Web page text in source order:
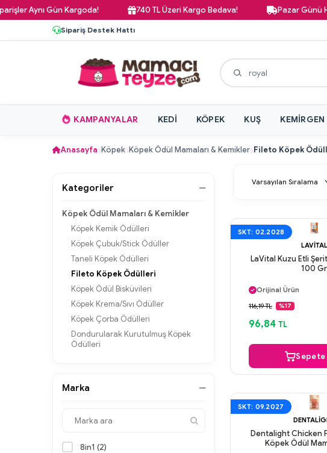
Gün Kargoda! 740 TL Üzeri Kargo Bedava! Pazar Günü Hariç
Sipariş Destek Hattı
KAMPANYALAR KEDI KÖPEK KUŞ KEMIRGEN
Anasayfa Köpek Köpek Ödül Mamaları & Kemikler Fileto Köpek
Kategoriler
Köpek Ödül Mamaları & Kemikler
Köpek Kemik Ödülleri
Köpek Çubuk/Stick Ödüller
Taneli Köpek Ödülleri
Fileto Köpek Ödülleri
Köpek Ödül Bisküvileri
Köpek Krema/Sıvı Ödüller
Köpek Çorba Ödülleri
Dondurularak Kurutulmuş Köpek
Ödülleri
Marka
8in1 (2)
SKT: 02.2028
LAVITAL
LaVital Kuzu Etli
100 Gr
Orijinal Ürün
Güvenli Ödeme
116,19 TL %17
96,84 TL
Sepete
SKT: 09.2027
Dentalight Chicken
Köpek Ödül